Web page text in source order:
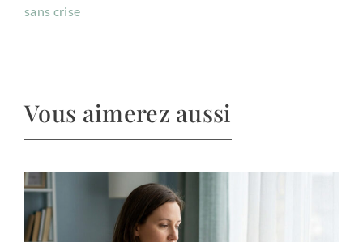
sans crise
Vous aimerez aussi